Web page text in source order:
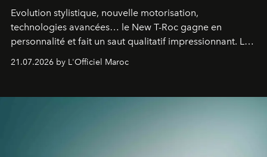
Evolution stylistique, nouvelle motorisation,
technologies avancées… le New T-Roc gagne en
personnalité et fait un saut qualitatif impressionnant. Le
constructeur allemand a revu en profondeur son SUV
fétiche pour le rendre plus premium. Et le pari semble
21.07.2026 by L'Officiel Maroc